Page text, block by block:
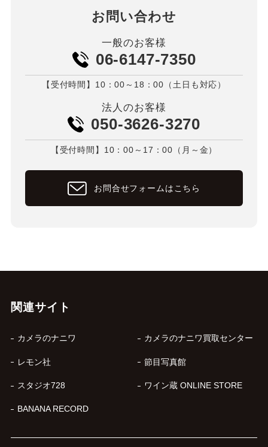
お問い合わせ
一般のお客様
06-6147-7350
【受付時間】10：00～18：00（土日も対応）
法人のお客様
050-3626-3270
【受付時間】10：00～17：00（月～金）
お問合せフォームはこちら
関連サイト
カメラのナニワ カメラのナニワ買取センター
レモン社 節目写真館
スタジオ728 ワイン蔵 ONLINE STORE
BANANA RECORD